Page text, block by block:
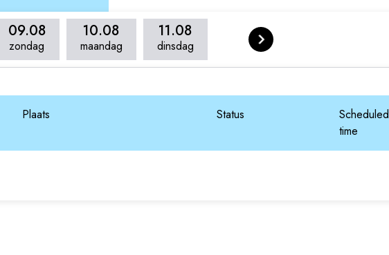
09.08
zondag
10.08
maandag
11.08
dinsdag
Plaats Status
Scheduled
time